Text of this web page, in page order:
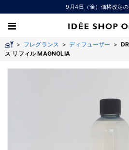
9月4日（金）価格改定
> フレグランス >ディフューザー >
ス リフィル MAGNOLIA